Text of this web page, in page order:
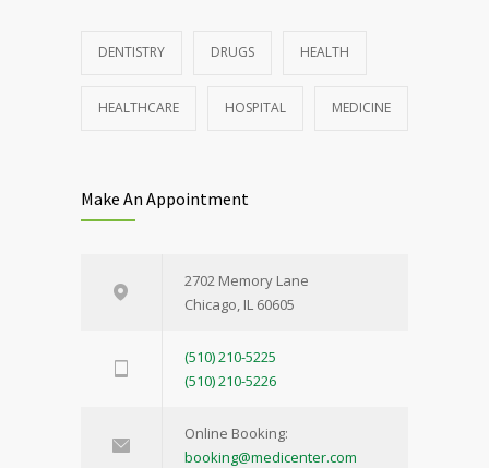
DENTISTRY DRUGS HEALTH
HEALTHCARE HOSPITAL MEDICINE
Make An Appointment
2702 Memory Lane
Chicago, IL 60605
(510) 210-5225
(510) 210-5226
Online Booking:
booking@medicenter.com